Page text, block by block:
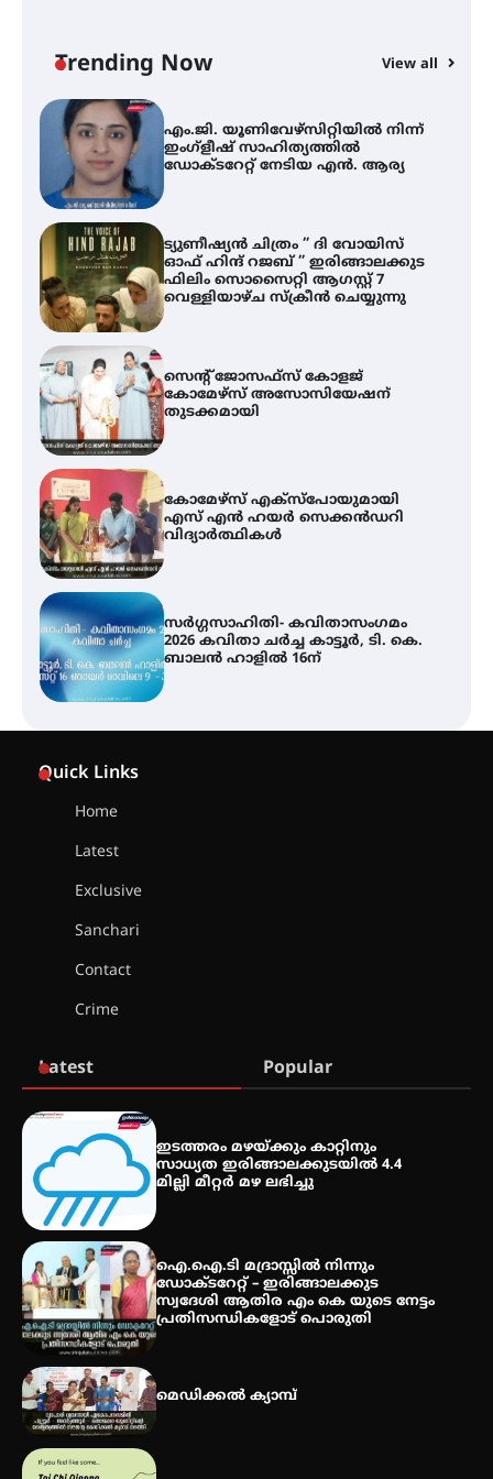
Trending Now View all
എം.ജി. യൂണിവേഴ്‌സിറ്റിയിൽ നിന്ന്
ഇംഗ്ളീഷ് സാഹിത്യത്തിൽ
ഡോക്ടറേറ്റ് നേടിയ എൻ. ആര്യ
ഓഫ് ഹിന്ദ് റജബ് ” ഇരിങ്ങാലക്കുട
ഫിലിം സൊസൈറ്റി ആഗസ്റ്റ് 7
വെള്ളിയാഴ്ച സ്‌ക്രീൻ ചെയ്യുന്നു
കോമേഴ്‌സ് അസോസിയേഷന്
തുടക്കമായി
കോമേഴ്സ് എക്സ്പോയുമായി
എസ് എൻ ഹയർ സെക്കൻഡറി
വിദ്യാർത്ഥികൾ
സർഗ്ഗസാഹിതി- കവിതാസംഗമം
2026 കവിതാ ചർച്ച കാട്ടൂർ, ടി. കെ.
ബാലൻ ഹാളിൽ 16ന്
വിദ്യാർത്ഥികൾ
Quick Links
Home
Latest
Exclusive
Sanchari
Contact
Crime
Latest Popular
ഇടത്തരം മഴയ്ക്കും കാറ്റിനും
സാധ്യത ഇരിങ്ങാലക്കുടയിൽ 4.4
മില്ലി മീറ്റർ മഴ ലഭിച്ചു
ഐ.ഐ.ടി മദ്രാസ്സിൽ നിന്നും
ഡോക്ടറേറ്റ് – ഇരിങ്ങാലക്കുട
സ്വദേശി ആതിര എം കെ യുടെ നേട്ടം
പ്രതിസന്ധികളോട് പൊരുതി
മെഡിക്കൽ ക്യാമ്പ്